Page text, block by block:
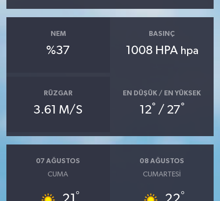
NEM
%37
BASINÇ
1008 HPA hpa
RÜZGAR
3.61 M/S
EN DÜŞÜK / EN YÜKSEK
12° / 27°
07 AĞUSTOS
CUMA
°
08 AĞUSTOS
CUMARTESI
°